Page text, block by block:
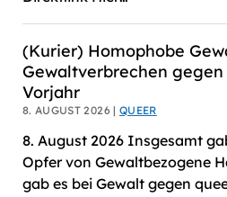
(Kurier) Homophobe
Gewaltverbrechen
Vorjahr
8. AUGUST 2026 |QUEER
8. August 2026 Insgesamt
Opfer von Gewaltbezogene
gab es bei Gewalt gegen